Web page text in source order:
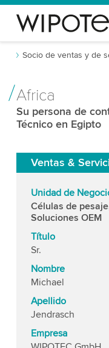
Socio de ventas y de
Africa
Su persona de
Técnico en Egipto
Ventas &
Unidad de
Células de
Soluciones OEM
Título
Sr.
Nombre
Michael
Apellido
Jendrasch
Empresa